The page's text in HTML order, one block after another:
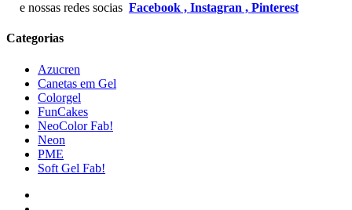
e nossas redes socias Facebook , Instagran , Pinterest
Categorias
Azucren
Canetas em Gel
Colorgel
FunCakes
NeoColor Fab!
Neon
PME
Soft Gel Fab!